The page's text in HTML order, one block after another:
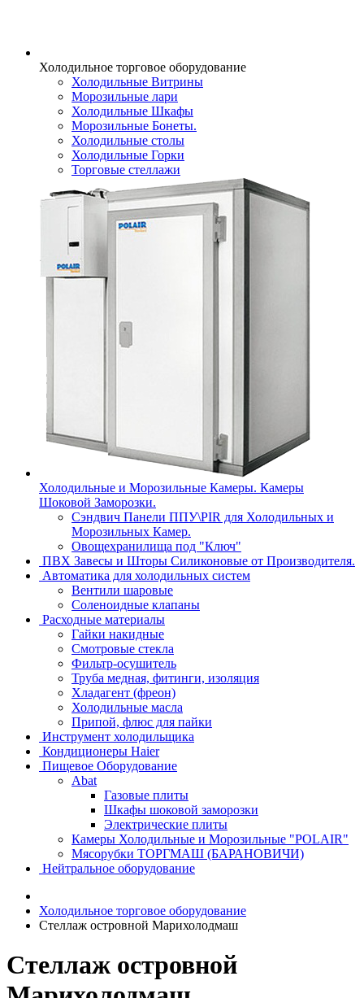
Холодильное торговое оборудование
Холодильные Витрины
Морозильные лари
Холодильные Шкафы
Морозильные Бонеты.
Холодильные столы
Холодильные Горки
Торговые стеллажи
Холодильные и Морозильные Камеры. Камеры
Шоковой Заморозки.
Сэндвич Панели ППУ\PIR для Холодильных и
Морозильных Камер.
Овощехранилища под "Ключ"
ПВХ Завесы и Шторы Силиконовые от Производителя.
Автоматика для холодильных систем
Вентили шаровые
Соленоидные клапаны
Расходные материалы
Гайки накидные
Смотровые стекла
Фильтр-осушитель
Труба медная, фитинги, изоляция
Хладагент (фреон)
Холодильные масла
Припой, флюс для пайки
Инструмент холодильщика
Кондиционеры Haier
Пищевое Оборудование
Abat
Газовые плиты
Шкафы шоковой заморозки
Электрические плиты
Камеры Холодильные и Морозильные "POLAIR"
Мясорубки ТОРГМАШ (БАРАНОВИЧИ)
Нейтральное оборудование
Холодильное торговое оборудование
Стеллаж островной Марихолодмаш
Стеллаж островной